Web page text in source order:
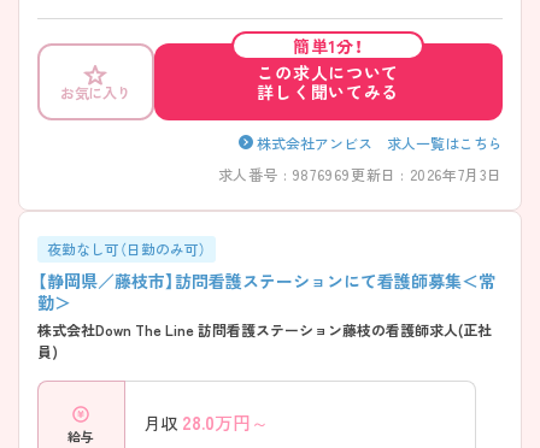
お気に入り
簡単1分！
この求人について
詳しく聞いてみる
株式会社アンビス 求人一覧はこちら
求人番号 : 9876969更新日 : 2026年7月3日
夜勤なし可（日勤のみ可）
【静岡県／藤枝市】訪問看護ステーションにて看護師募集＜常
勤＞
株式会社Down The Line 訪問看護ステーション藤枝の看護師求人(正社
員)
給与
月収 28.0万円～